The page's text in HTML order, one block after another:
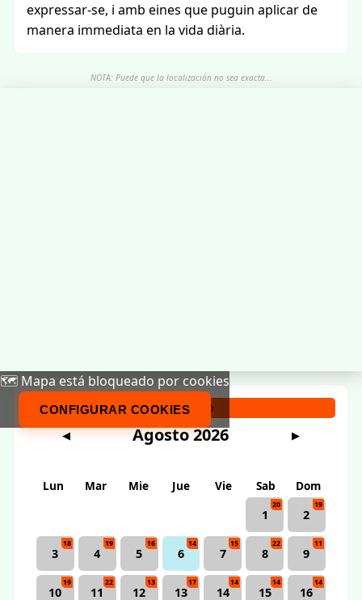
expressar-se, i amb eines que puguin aplicar de
manera immediata en la vida diària.
NOTA: Puede que la localización no sea exacta...
🗺️ Mapa está bloqueado por cookies
CONFIGURAR COOKIES
Calendario
◀ Agosto 2026 ▶
Lun Mar Mie Jue Vie Sab
Dom
1
20
2
19
3
18
4
19
5
16
6
14
7
15
8
22
9
11
10
19
11
22
12
13
13
17
14
14
15
14
16
14